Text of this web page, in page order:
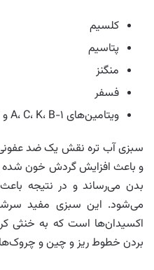
کلسیم
پتاسیم
منگنز
فسفر
ویتامین‌های A، C، K، B-۱ و B-۲
سبزی آب تره نقش یک ضد عفونی
و باعث افزایش گردش خون شده
بدن می‌رساند و در نتیجه
اکسیدان‌ها است که به خنثی
بردن خطوط ریز و چین و